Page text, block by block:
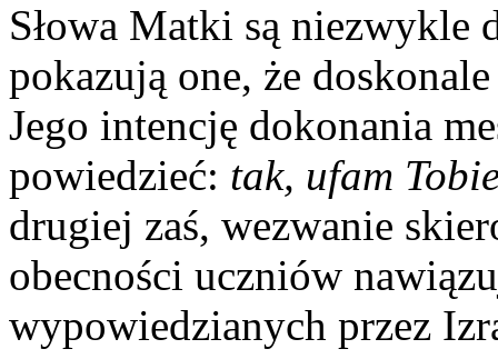
Słowa Matki są niezwykle
pokazują one, że
Jego intencję dokonania
powiedzieć: tak, ufam
drugiej zaś, wezwanie
obecności uczniów
wypowiedzianych przez